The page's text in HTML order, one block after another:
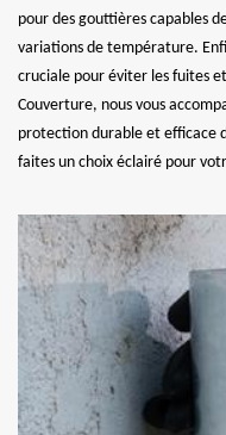
pour des gouttières capables
variations de température.
cruciale pour éviter les fuites
Couverture, nous vous
protection durable et efficace
faites un choix éclairé pour